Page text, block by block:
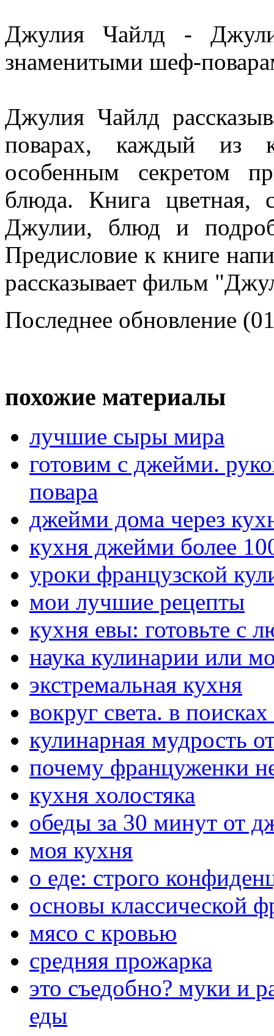
Джулия Чайлд -
знаменитыми шеф-
Джулия Чайлд
поварах, каждый из
особенным секретом
блюда. Книга цветная,
Джулии, блюд и
Предисловие к книге
рассказывает фильм
Последнее обновление
похожие материалы
лучшие сыры мира
готовим с джейми.
повара
джейми дома через
кухня джейми более
уроки французской
мои лучшие рецепты
кухня евы: готовьте с
наука кулинарии или
экстремальная кухня
вокруг света. в
кулинарная мудрость
почему француженки
кухня холостяка
обеды за 30 минут от
моя кухня
о еде: строго
основы классической
мясо с кровью
средняя прожарка
это съедобно? муки и
еды